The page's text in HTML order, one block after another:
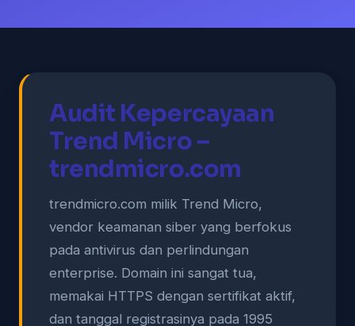
Audit Kepercayaan
Trend Micro –
trendmicro.com
trendmicro.com milik Trend Micro,
vendor keamanan siber yang berfokus
pada antivirus dan perlindungan
enterprise. Domain ini sangat tua,
memakai HTTPS dengan sertifikat aktif,
dan tanggal registrasinya pada 1995